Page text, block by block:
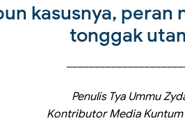
kasusnya, peran
tonggak
Penulis Tya Ummu
Kontributor Media Kuntum